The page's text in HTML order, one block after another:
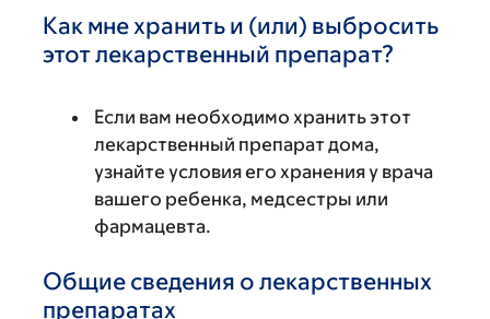
Как мне хранить и (или) выбросить
этот лекарственный препарат?
Если вам необходимо хранить этот
лекарственный препарат дома,
узнайте условия его хранения у врача
вашего ребенка, медсестры или
фармацевта.
Общие сведения о лекарственных
препаратах